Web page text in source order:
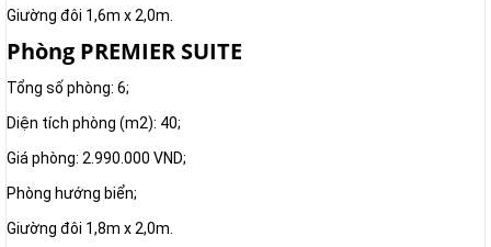
Giường đôi 1,6m x 2,0m.
Phòng PREMIER SUITE
Tổng số phòng: 6;
Diện tích phòng (m2): 40;
Giá phòng: 2.990.000 VND;
Phòng hướng biển;
Giường đôi 1,8m x 2,0m.